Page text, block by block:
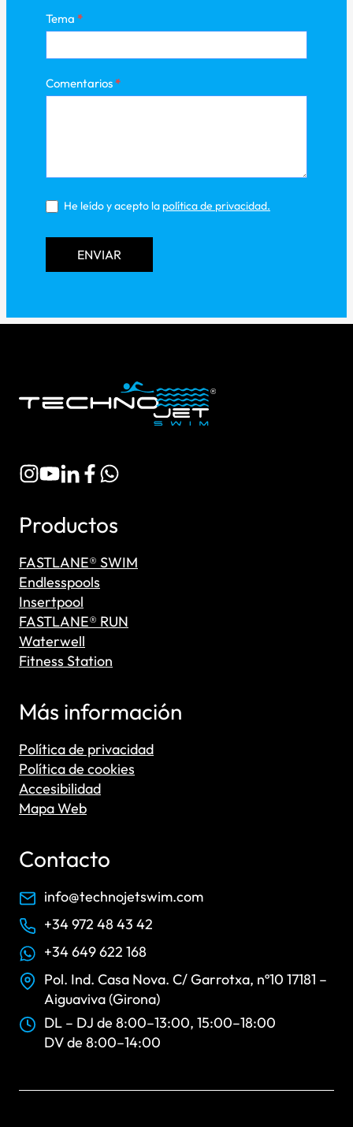
Tema *
Comentarios*
He leído y acepto la política de privacidad.
Productos
FASTLANE® SWIM
Endlesspools
Insertpool
FASTLANE® RUN
Waterwell
Fitness Station
Más información
Política de privacidad
Política de cookies
Accesibilidad
Mapa Web
Contacto
info@technojetswim.com
+34 972 48 43 42
+34 649 622 168
Pol. Ind. Casa Nova. C/ Garrotxa, nº10 17181 –
Aiguaviva (Girona)
DL – DJ de 8:00–13:00, 15:00–18:00
DV de 8:00–14:00